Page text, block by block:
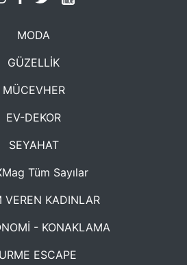
MODA
GÜZELLİK
MÜCEVHER
EV-DEKOR
SEYAHAT
Tüm Sayılar
VEREN KADINLAR
- KONAKLAMA
ESCAPE